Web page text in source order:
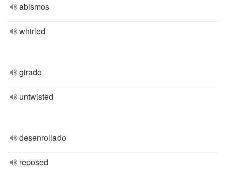
abismos
whirled
girado
untwisted
desenrollado
reposed